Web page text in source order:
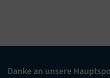
Danke an unsere